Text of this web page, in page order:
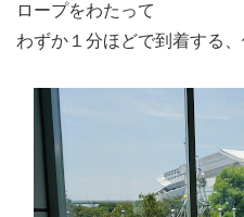
ロープをわたって
わずか１分ほどで到着する